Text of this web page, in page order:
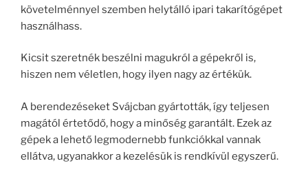
követelménnyel szemben helytálló ipari takarítógépet
használhass.
Kicsit szeretnék beszélni magukról a gépekről is,
hiszen nem véletlen, hogy ilyen nagy az értékük.
A berendezéseket Svájcban gyártották, így teljesen
magától értetődő, hogy a minőség garantált. Ezek az
gépek a lehető legmodernebb funkciókkal vannak
ellátva, ugyanakkor a kezelésük is rendkívül egyszerű.